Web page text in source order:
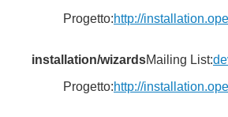
Progetto:http://
installation/wizardsMailing List:
Progetto:http://